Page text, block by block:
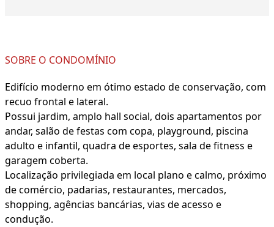
SOBRE O CONDOMÍNIO
Edifício moderno em ótimo estado de conservação, com
recuo frontal e lateral.
Possui jardim, amplo hall social, dois apartamentos por
andar, salão de festas com copa, playground, piscina
adulto e infantil, quadra de esportes, sala de fitness e
garagem coberta.
Localização privilegiada em local plano e calmo, próximo
de comércio, padarias, restaurantes, mercados,
shopping, agências bancárias, vias de acesso e
condução.